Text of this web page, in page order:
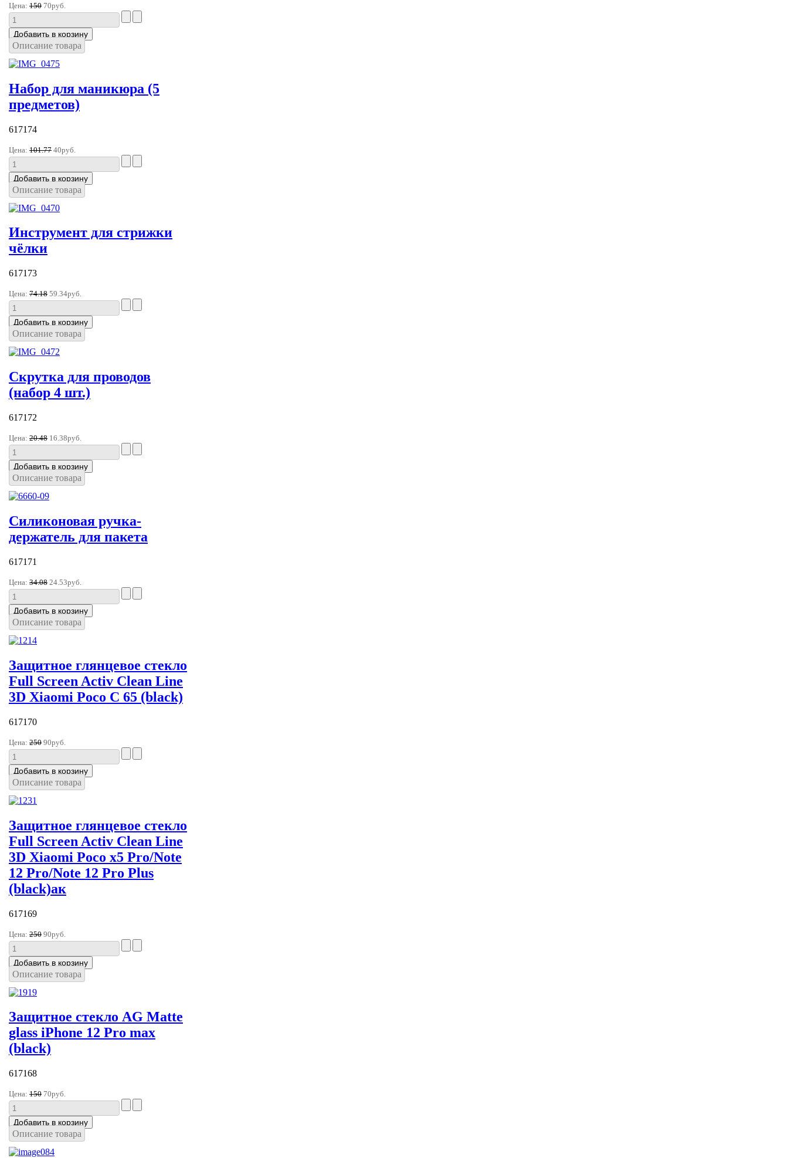
Цена: 150 70руб.
Описание товара
Набор для маникюра (5
предметов)
617174
Цена: 101.77 40руб.
Описание товара
Инструмент для стрижки
чёлки
617173
Цена: 74.18 59.34руб.
Описание товара
Скрутка для проводов
(набор 4 шт.)
617172
Цена: 20.48 16.38руб.
Описание товара
Силиконовая ручка-
держатель для пакета
617171
Цена: 34.08 24.53руб.
Описание товара
Защитное глянцевое стекло
Full Screen Activ Clean Line
3D Xiaomi Poco C 65 (black)
617170
Цена: 250 90руб.
Описание товара
Защитное глянцевое стекло
Full Screen Activ Clean Line
3D Xiaomi Poco x5 Pro/Note
12 Pro/Note 12 Pro Plus
(black)ак
617169
Цена: 250 90руб.
Описание товара
Защитное стекло AG Matte
glass iPhone 12 Pro max
(black)
617168
Цена: 150 70руб.
Описание товара